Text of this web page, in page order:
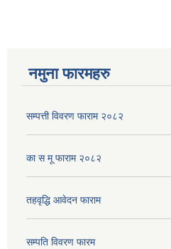
नमुना फारमहरु
सम्पत्ती विवरण फाराम २०८२
का स मू फाराम २०८२
तहवृद्धि आवेदन फाराम
सम्पति विवरण फारम